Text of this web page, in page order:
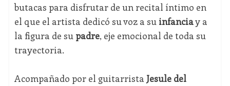
butacas para disfrutar de un recital íntimo en
el que el artista dedicó su voz a su infanciay a
la figura de su padre, eje emocional de toda su
trayectoria.
Acompañado por el guitarrista Jesule del